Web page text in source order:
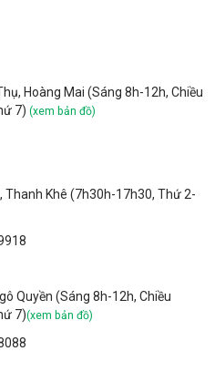
đèn bàn
Nó là một yếu tố không
thuần, vì nó còn là một món
cuộc sống hàng ngày của
chúng sẽ giúp bạn đưa
sáng suốt:
tiện vì được gắn vào dây
nằm trên giường và vươn
dễ dàng. Chúng cũng rất
vì công tắc có thể được
Hoàng Mai (Sáng 8h-12h, Chiều
7) (xem bản đồ)
Thanh Khê (7h30h-17h30, Thứ 2-
Quyền (Sáng 8h-12h, Chiều
7)(xem bản đồ)